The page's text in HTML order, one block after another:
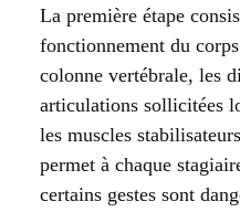
La première étape
fonctionnement du
colonne vertébrale, les
articulations sollicitées
les muscles
permet à chaque
certains gestes sont